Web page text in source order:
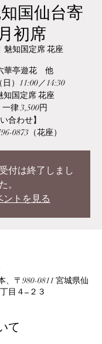
知国仙台寄
初席
魅知国定席 花座
華亭遊花 他
日）11:00／14:30
知国定席 花座
一律 3,500円
合わせ】
0873（花座）
付は終了しまし
た。
ントを見る
、〒980-0811 宮城県仙
目４−２３
て